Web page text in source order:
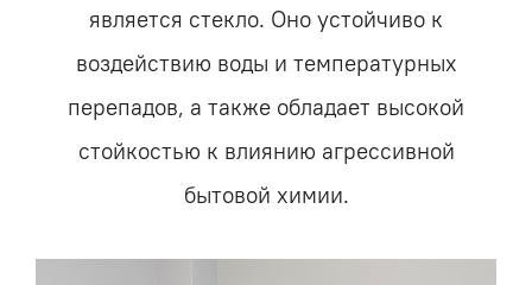
является стекло. Оно устойчиво к
воздействию воды и температурных
перепадов, а также обладает высокой
стойкостью к влиянию агрессивной
бытовой химии.